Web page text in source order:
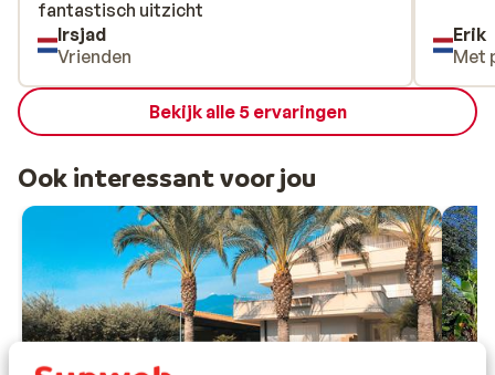
fantastisch uitzicht
fantastisch uitzicht
Irsjad
Vrienden
Erik
Met
Bekijk alle 5 ervaringen
Ook interessant voor jou